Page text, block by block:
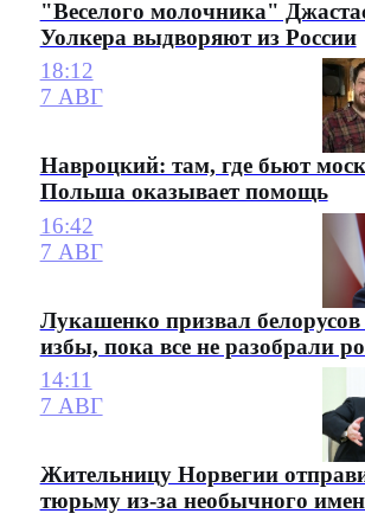
"Веселого молочника"
Уолкера выдворяют из России
18:12
7 АВГ
Навроцкий: там, где бьют
Польша оказывает помощь
16:42
7 АВГ
Лукашенко призвал белорусов
избы, пока все не разобрали
14:11
7 АВГ
Жительницу Норвегии
тюрьму из-за необычного